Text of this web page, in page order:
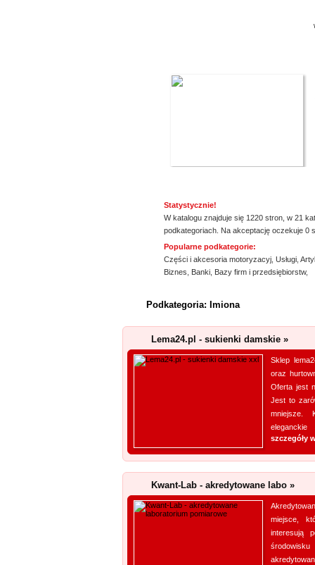
Statystycznie!
W katalogu znajduje się 1220 stron, w 21
podkategoriach. Na akceptację oczekuje 0
Popularne podkategorie:
Części i akcesoria motoryzacyj Usługi
Biznes
Banki Bazy firm i przedsiębiorstw,
Podkategoria: Imiona
Lema24.pl - sukienki damskie »
Sklep
oraz
Oferta jest
Jest to
mniejsze.
szczegóły
Kwant-Lab - akredytowane labo »
miejsce,
interesują